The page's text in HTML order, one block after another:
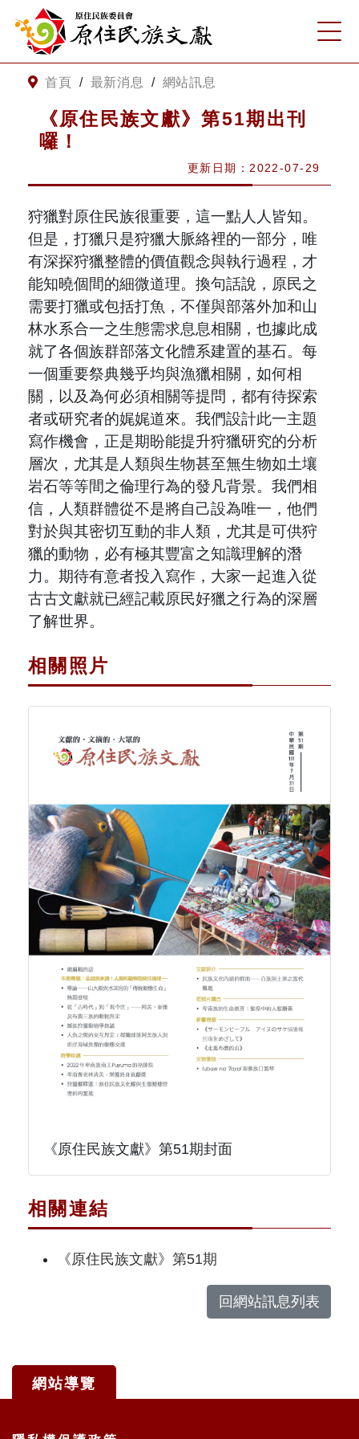
跳到主要內容
網站導覽
客服諮詢
關於我們
關於原住民族文獻會
原住民族文獻會設置要點
委員介紹
歷次會議記錄
最新消息
網站訊息
徵稿訊息
出版品專區
本會出版品列表
與國史館共同出版品介紹
出版品查詢
文獻電子期刊
本期內容
歷史期刊
訂閱電子報
徵稿說明
相關連結
首頁 / 最新消息 / 網站訊息
《原住民族文獻》第51期出刊
囉！
更新日期：2022-07-29
狩獵對原住民族很重要，這一點人人皆知。
但是，打獵只是狩獵大脈絡裡的一部分，唯
有深探狩獵整體的價值觀念與執行過程，才
能知曉個間的細微道理。換句話說，原民之
需要打獵或包括打魚，不僅與部落外加和山
林水系合一之生態需求息息相關，也據此成
就了各個族群部落文化體系建置的基石。每
一個重要祭典幾乎均與漁獵相關，如何相
關，以及為何必須相關等提問，都有待探索
者或研究者的娓娓道來。我們設計此一主題
寫作機會，正是期盼能提升狩獵研究的分析
層次，尤其是人類與生物甚至無生物如土壤
岩石等等間之倫理行為的發凡背景。我們相
信，人類群體從不是將自己設為唯一，他們
對於與其密切互動的非人類，尤其是可供狩
獵的動物，必有極其豐富之知識理解的潛
力。期待有意者投入寫作，大家一起進入從
古古文獻就已經記載原民好獵之行為的深層
了解世界。
相關照片
《原住民族文獻》第51期封面
相關連結
《原住民族文獻》第51期
回網站訊息列表
網站導覽